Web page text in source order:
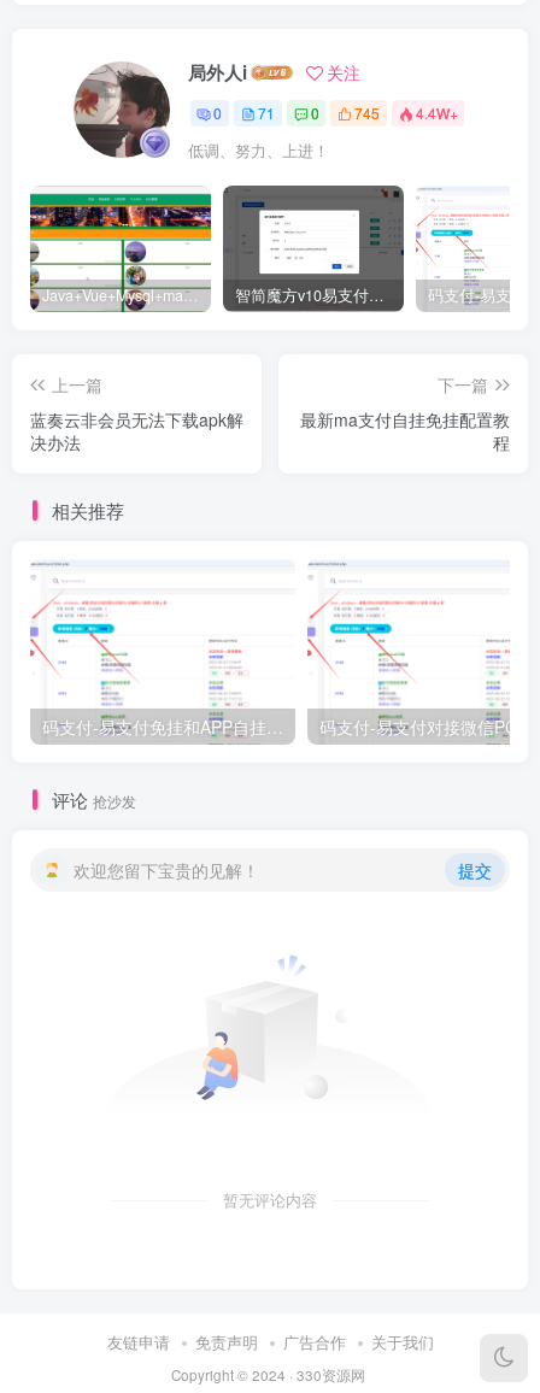
局外人i 关注
0 71 0 745 4.4W+
低调、努力、上进！
Java+Vue+Mysql+maven在线招投标系统源码-高校招标系统源码 智简魔方v10易支付对接插件
上一篇
蓝奏云非会员无法下载apk解
决办法
下一篇
最新ma支付自挂免挂配置教
程
相关推荐
码支付-易支付免挂和APP自挂的简单配置教程
评论 抢沙发
欢迎您留下宝贵的见解！ 提交
暂无评论内容
友链申请 免责声明 广告合作 关于我们
Copyright © 2024 · 330资源网